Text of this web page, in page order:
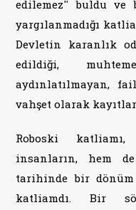
edilemez'' buldu ve
yargılanmadığı
Devletin karanlık
edildiği,
aydınlatılmayan,
vahşet olarak
Roboski
insanların, hem
tarihinde bir dönüm
katliamdı. Bir